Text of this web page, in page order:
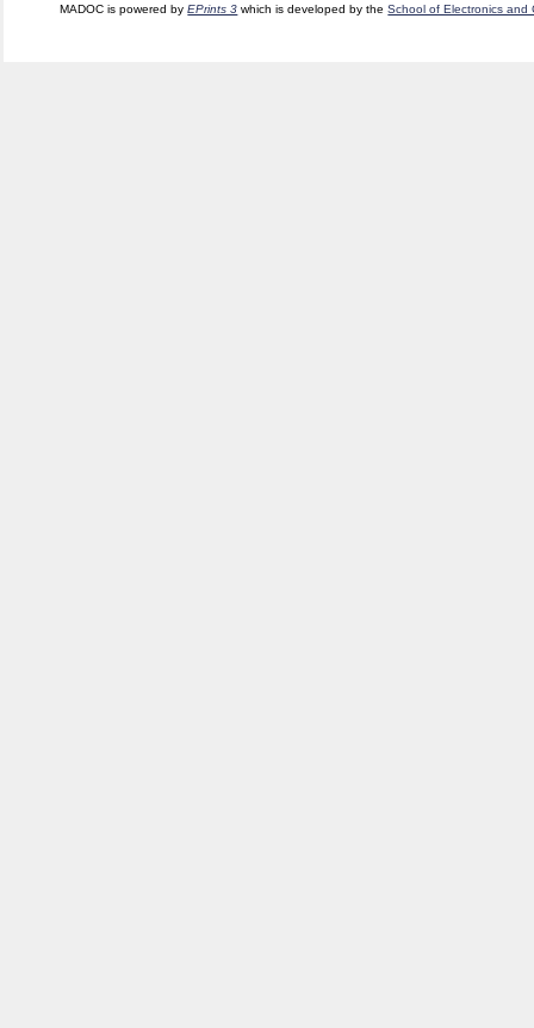
MADOC is powered byEPrints 3 which is developed by theSchool of Electronics and